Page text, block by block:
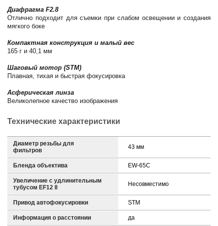
Диафрагма F2.8
Отлично подходит для съемки при слабом освещении и создания
мягкого боке
Компактная конструкция и малый вес
165 г и 40,1 мм
Шаговый мотор (STM)
Плавная, тихая и быстрая фокусировка
Асферическая линза
Великолепное качество изображения
Технические характеристики
Диаметр резьбы для
фильтров
43 мм
Бленда объектива EW-65C
Увеличение с удлинительным
тубусом EF12 II
Несовместимо
Привод автофокусировки STM
Информация о расстоянии да